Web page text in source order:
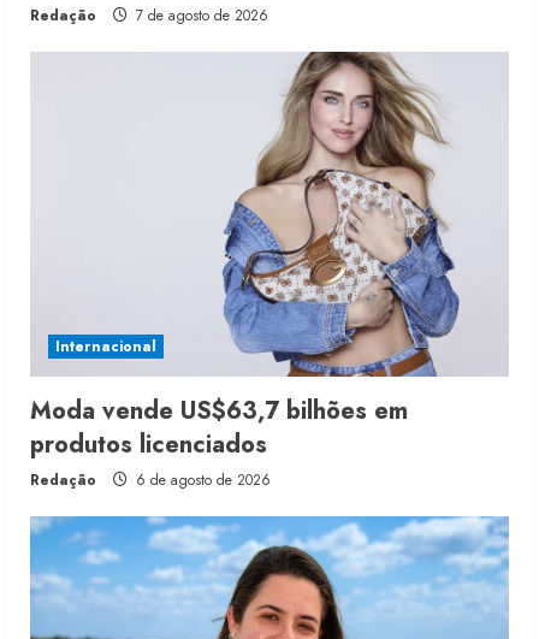
Redação 7 de agosto de 2026
Internacional
Moda vende US$63,7 bilhões em
produtos licenciados
Redação 6 de agosto de 2026